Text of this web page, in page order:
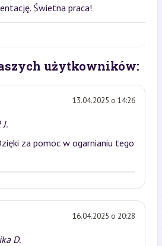
Świetna praca!
użytkowników:
13.04.2025 o 14:26
za pomoc w ogarnianiu tego
16.04.2025 o 20:28
D.